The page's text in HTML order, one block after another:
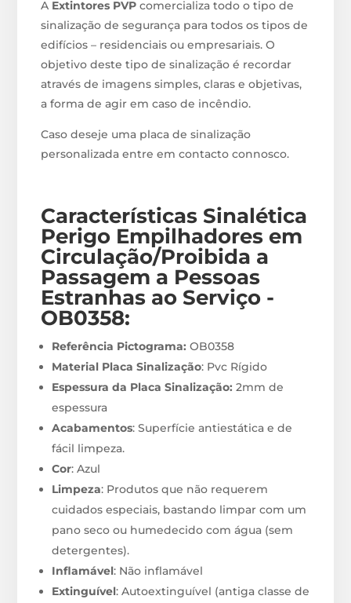
A Extintores PVP comercializa todo o tipo de
sinalização de segurança para todos os tipos de
edifícios – residenciais ou empresariais. O
objetivo deste tipo de sinalização é recordar
através de imagens simples, claras e objetivas,
a forma de agir em caso de incêndio.
Caso deseje uma placa de sinalização
personalizada entre em contacto connosco.
Características Sinalética
Perigo Empilhadores em
Circulação/Proibida a
Passagem a Pessoas
Estranhas ao Serviço -
OB0358:
Referência Pictograma: OB0358
Material Placa Sinalização: Pvc Rígido
Espessura da Placa Sinalização: 2mm de
espessura
Acabamentos: Superfície antiestática e de
fácil limpeza.
Cor: Azul
Limpeza: Produtos que não requerem
cuidados especiais, bastando limpar com um
pano seco ou humedecido com água (sem
detergentes).
Inflamável: Não inflamável
Extinguível: Autoextinguível (antiga classe de